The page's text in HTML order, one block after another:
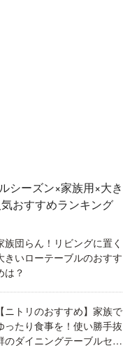
シーズン×家族用×大き
おすすめランキング
族団らん！リビングに置く
きいローテーブルのおすす
は？
【ニトリのおすすめ】家族で
ったり食事を！使い勝手抜
のダイニングテーブルセッ